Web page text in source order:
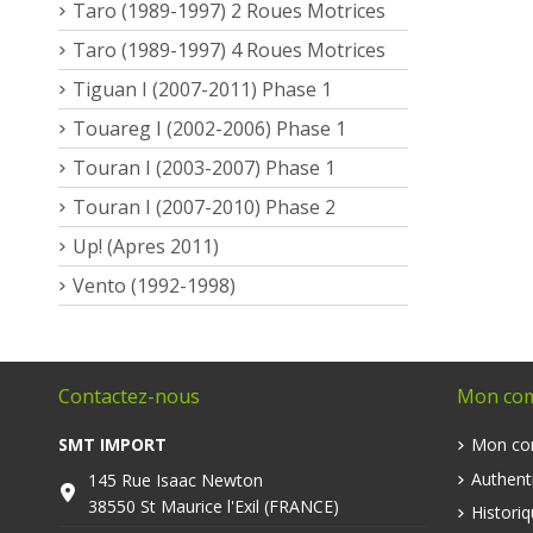
Taro (1989-1997) 2 Roues Motrices
Taro (1989-1997) 4 Roues Motrices
Tiguan I (2007-2011) Phase 1
Touareg I (2002-2006) Phase 1
Touran I (2003-2007) Phase 1
Touran I (2007-2010) Phase 2
Up! (Apres 2011)
Vento (1992-1998)
Contactez-nous
SMT IMPORT
145 Rue Isaac Newton
38550 St Maurice l'Exil (FRANCE)
Mon
Mon